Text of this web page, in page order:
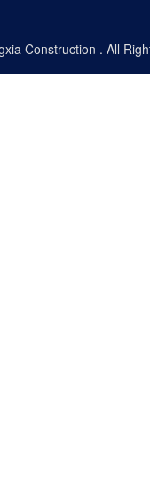
Construction . All